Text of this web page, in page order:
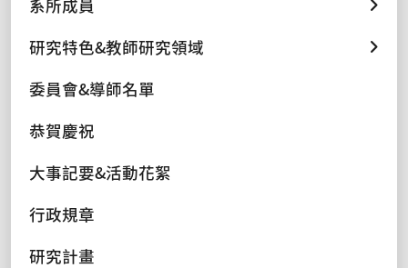
系所成員
研究特色&教師研究領域
委員會&導師名單
恭賀慶祝
大事記要&活動花絮
行政規章
研究計畫